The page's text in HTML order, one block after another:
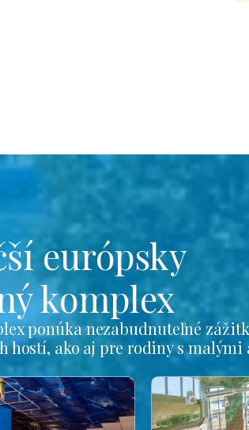
európsky
komplex
ponúka nezabudnuteľné
hostí, ako aj pre rodiny s